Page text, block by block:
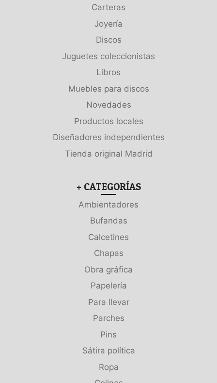
Carteras
Joyería
Discos
Juguetes coleccionistas
Libros
Muebles para discos
Novedades
Productos locales
Diseñadores independientes
Tienda original Madrid
+ CATEGORÍAS
Ambientadores
Bufandas
Calcetines
Chapas
Obra gráfica
Papelería
Para llevar
Parches
Pins
Sátira política
Ropa